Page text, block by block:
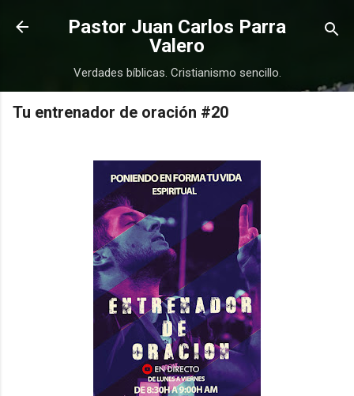
Ir al contenido principal
Pastor Juan Carlos Parra
Valero
Verdades bíblicas. Cristianismo sencillo.
Tu entrenador de oración #20
COMPRAR COMPRAR